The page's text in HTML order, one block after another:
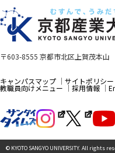
〒603-8555 京都市北区上賀茂本山
キャンパスマップ サイトポリシー
教職員向けメニュー 採用情報
© KYOTO SANGYO UNIVERSITY. All rights